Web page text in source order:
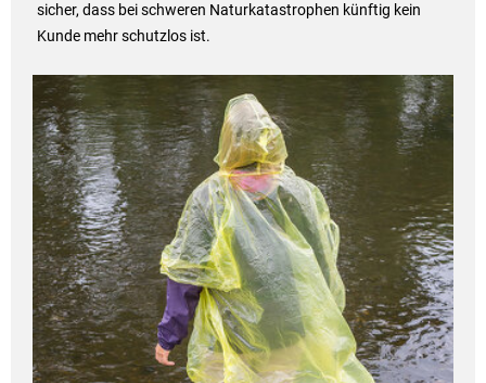
sicher, dass bei schweren Naturkatastrophen künftig kein
Kunde mehr schutzlos ist.